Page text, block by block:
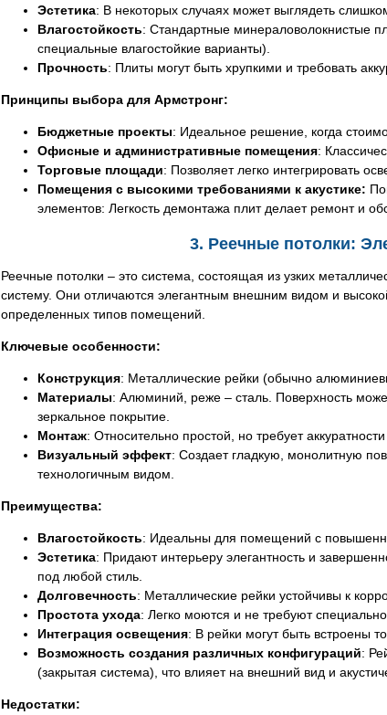
Эстетика: В некоторых случаях может выглядеть
Влагостойкость: Стандартные минераловолокнистые
специальные влагостойкие варианты).
Прочность: Плиты могут быть хрупкими и требовать
Принципы выбора для Армстронг:
Бюджетные проекты: Идеальное решение, когда
Офисные и административные помещения:
Торговые площади: Позволяет легко интегрировать
Помещения с высокими требованиями к акустике:
элементов: Легкость демонтажа плит делает ремонт и
3. Реечные потолки:
Реечные потолки – это система, состоящая из узких
систему. Они отличаются элегантным внешним видом и
определенных типов помещений.
Ключевые особенности:
Конструкция: Металлические рейки (обычно
Материалы: Алюминий, реже – сталь. Поверхность
зеркальное покрытие.
Монтаж: Относительно простой, но требует
Визуальный эффект: Создает гладкую, монолитную
технологичным видом.
Преимущества:
Влагостойкость: Идеальны для помещений с
Эстетика: Придают интерьеру элегантность и
под любой стиль.
Долговечность: Металлические рейки устойчивы к
Простота ухода: Легко моются и не требуют
Интеграция освещения: В рейки могут быть встроены
Возможность создания различных конфигураций:
(закрытая система), что влияет на внешний вид и
Недостатки: